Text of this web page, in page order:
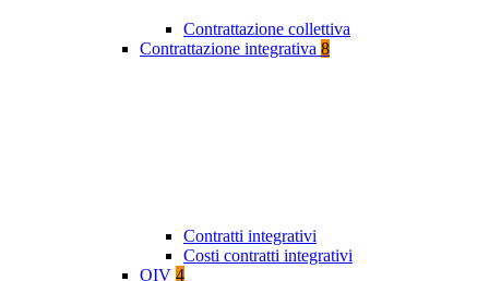
Contrattazione collettiva
Contrattazione integrativa 8
Contratti integrativi
Costi contratti integrativi
OIV 4